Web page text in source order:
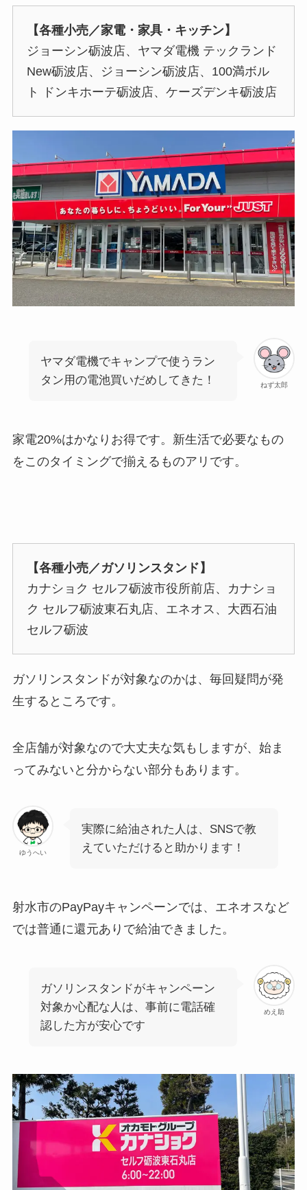
【各種小売／家電・家具・キッチン】
ジョーシン砺波店、ヤマダ電機 テックランド
New砺波店、ジョーシン砺波店、100満ボル
ト ドンキホーテ砺波店、ケーズデンキ砺波店
ねず太郎
ヤマダ電機でキャンプで使うラン
タン用の電池買いだめしてきた！
家電20%はかなりお得です。新生活で必要なもの
をこのタイミングで揃えるものアリです。
【各種小売／ガソリンスタンド】
カナショク セルフ砺波市役所前店、カナショ
ク セルフ砺波東石丸店、エネオス、大西石油
セルフ砺波
ガソリンスタンドが対象なのかは、毎回疑問が発
生するところです。
全店舗が対象なので大丈夫な気もしますが、始ま
ってみないと分からない部分もあります。
ゆうへい
実際に給油された人は、SNSで教
えていただけると助かります！
射水市のPayPayキャンペーンでは、エネオスなど
では普通に還元ありで給油できました。
めえ助
ガソリンスタンドがキャンペーン
対象か心配な人は、事前に電話確
認した方が安心です